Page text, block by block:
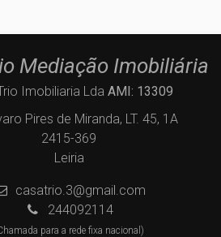
Mediação Imobiliária
Imobiliaria Lda AMI: 13309
Pires de Miranda, LT. 45, 1A
2415-369
Leiria
casatrio.3@gmail.com
244092114
para a rede fixa nacional)